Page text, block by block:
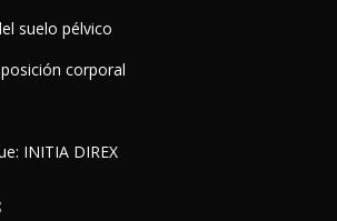
suelo pélvico
corporal
INITIA DIREX